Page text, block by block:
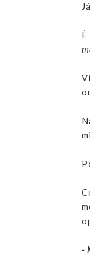
-